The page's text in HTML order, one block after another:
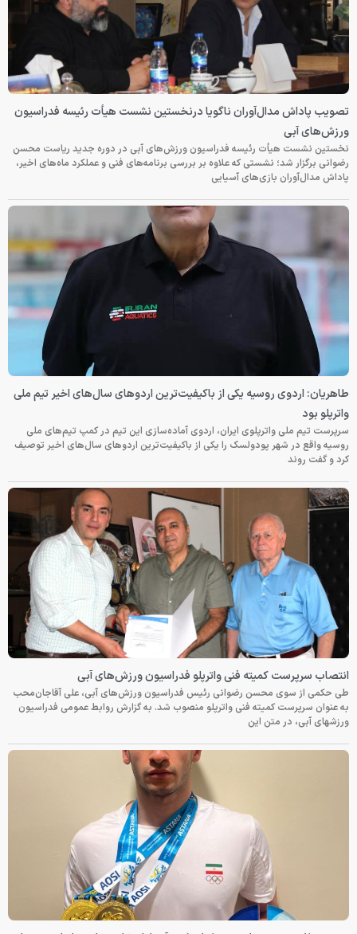
تصویب پاداش مدال‌آوران ناگویا درنخستین نشست هیأت رئیسه فدراسیون
ورزش‌های آبی
نخستین نشست هیأت رئیسه فدراسیون ورزش‌های آبی در دوره جدید ریاست محسن
رضوانی برگزار شد؛ نشستی که علاوه بر بررسی برنامه‌های فنی و عملکرد ماه‌های اخیر،
پاداش مدال‌آوران بازی‌های آسیایی
طاهریان: اردوی روسیه یکی از باکیفیت‌ترین اردوهای سال‌های اخیر تیم ملی
واترپلو بود
سرپرست تیم ملی واترپلوی ایران، اردوی آماده‌سازی این تیم در کمپ تیم‌های ملی
روسیه واقع در شهر پودولسک را یکی از باکیفیت‌ترین اردوهای سال‌های اخیر توصیف
کرد و گفت روند
انتصاب سرپرست کمیته فنی واترپلو فدراسیون ورزش‌های آبی
طی حکمی از سوی محسن رضوانی رئیس فدراسیون ورزش‌های آبی، علی آقاجان‌محب
به عنوان سرپرست کمیته فنی واترپلو منصوب شد. به گزارش روابط عمومی فدراسیون
ورزشهای آبی، در متن این